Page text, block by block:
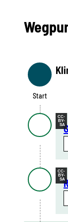
Start
Start
CC-
BY-
SA
CC-
BY-
SA